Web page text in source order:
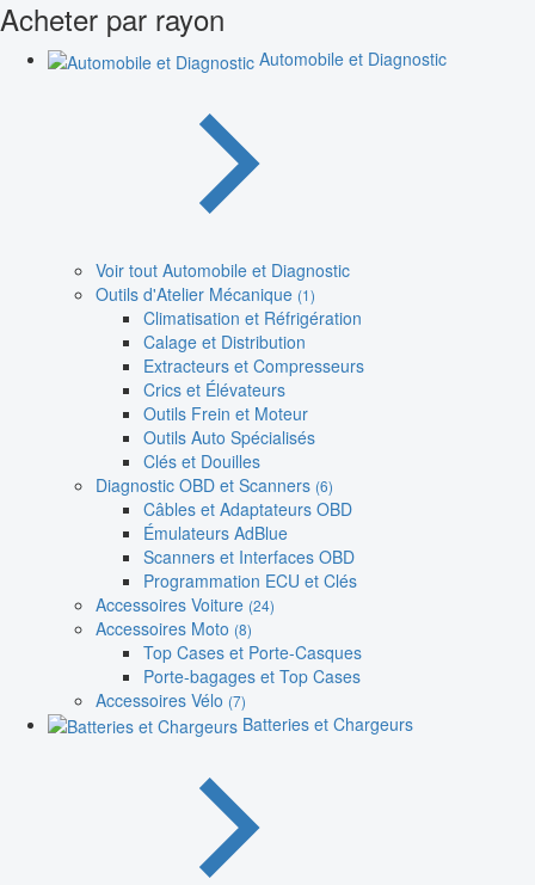
Acheter par rayon
Automobile et Diagnostic
Voir tout Automobile et Diagnostic
Outils d'Atelier Mécanique (1)
Climatisation et Réfrigération
Calage et Distribution
Extracteurs et Compresseurs
Crics et Élévateurs
Outils Frein et Moteur
Outils Auto Spécialisés
Clés et Douilles
Diagnostic OBD et Scanners (6)
Câbles et Adaptateurs OBD
Émulateurs AdBlue
Scanners et Interfaces OBD
Programmation ECU et Clés
Accessoires Voiture (24)
Accessoires Moto (8)
Top Cases et Porte-Casques
Porte-bagages et Top Cases
Accessoires Vélo (7)
Batteries et Chargeurs